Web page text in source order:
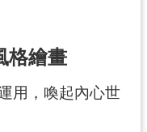
格繪畫
用，喚起內心世